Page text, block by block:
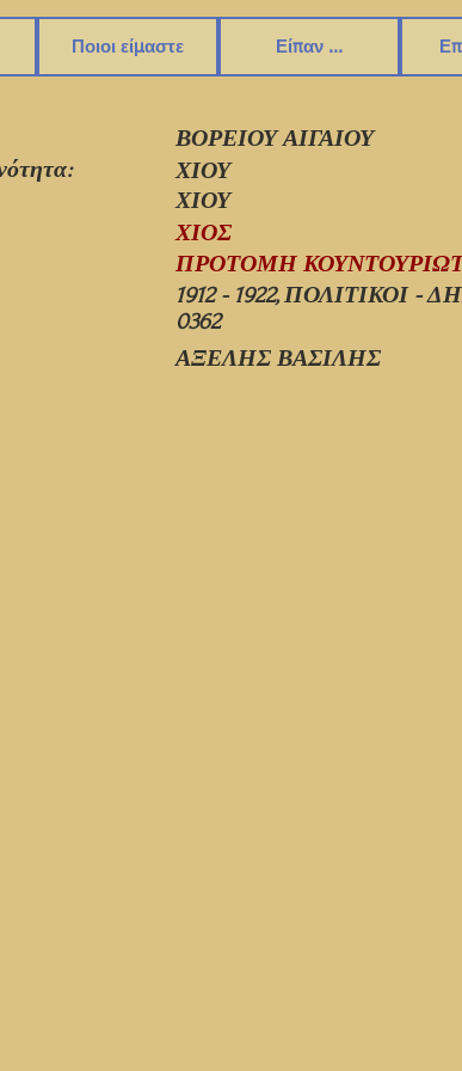
Ποιοι είμαστε Είπαν ...
ΒΟΡΕΙΟΥ ΑΙΓΑΙΟΥ
ΧΙΟΥ
ΧΙΟΥ
ΧΙΟΣ
ΠΡΟΤΟΜΗ
1912 - 1922, ΠΟΛΙΤΙΚΟΙ -
0362
ΑΞΕΛΗΣ ΒΑΣΙΛΗΣ